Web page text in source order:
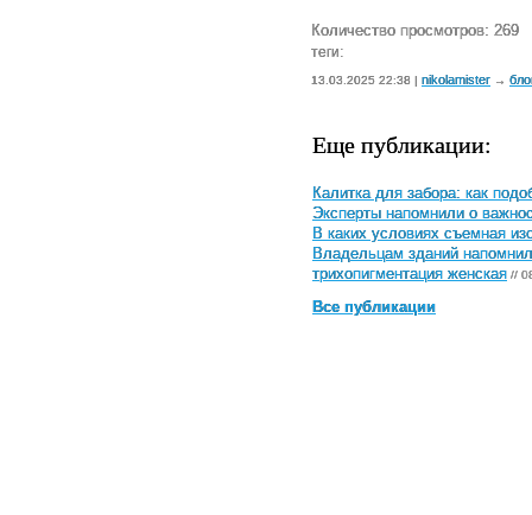
Количество просмотров: 269
теги:
13.03.2025 22:38 | nikolamister →
Еще публикации:
Калитка для забора: как
Эксперты напомнили о
В каких условиях съемная
Владельцам зданий
трихопигментация женская //
Все публикации